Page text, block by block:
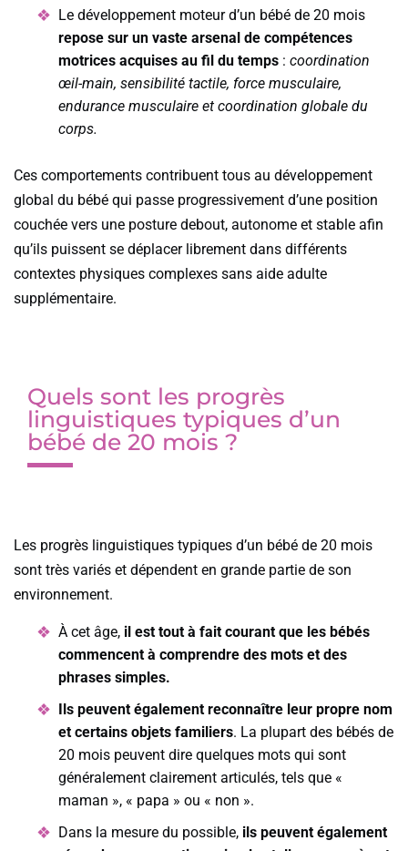
Le développement moteur d’un bébé de 20 mois
repose sur un vaste arsenal de compétences
motrices acquises au fil du temps : coordination
œil-main, sensibilité tactile, force musculaire,
endurance musculaire et coordination globale du
corps.
Ces comportements contribuent tous au développement
global du bébé qui passe progressivement d’une position
couchée vers une posture debout, autonome et stable afin
qu’ils puissent se déplacer librement dans différents
contextes physiques complexes sans aide adulte
supplémentaire.
Quels sont les progrès
linguistiques typiques d’un
bébé de 20 mois ?
Les progrès linguistiques typiques d’un bébé de 20 mois
sont très variés et dépendent en grande partie de son
environnement.
À cet âge, il est tout à fait courant que les bébés
commencent à comprendre des mots et des
phrases simples.
Ils peuvent également reconnaître leur propre nom
et certains objets familiers. La plupart des bébés de
20 mois peuvent dire quelques mots qui sont
généralement clairement articulés, tels que «
maman », « papa » ou « non ».
Dans la mesure du possible, ils peuvent également